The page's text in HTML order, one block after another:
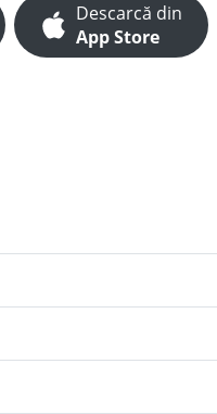
Descarcă din
App Store